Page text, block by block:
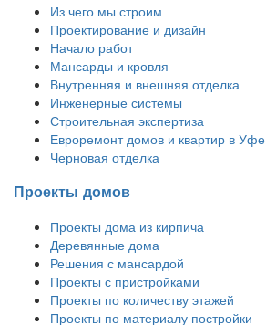
Из чего мы строим
Проектирование и дизайн
Начало работ
Мансарды и кровля
Внутренняя и внешняя отделка
Инженерные системы
Строительная экспертиза
Евроремонт домов и квартир в Уфе
Черновая отделка
Проекты домов
Проекты дома из кирпича
Деревянные дома
Решения с мансардой
Проекты с пристройками
Проекты по количеству этажей
Проекты по материалу постройки